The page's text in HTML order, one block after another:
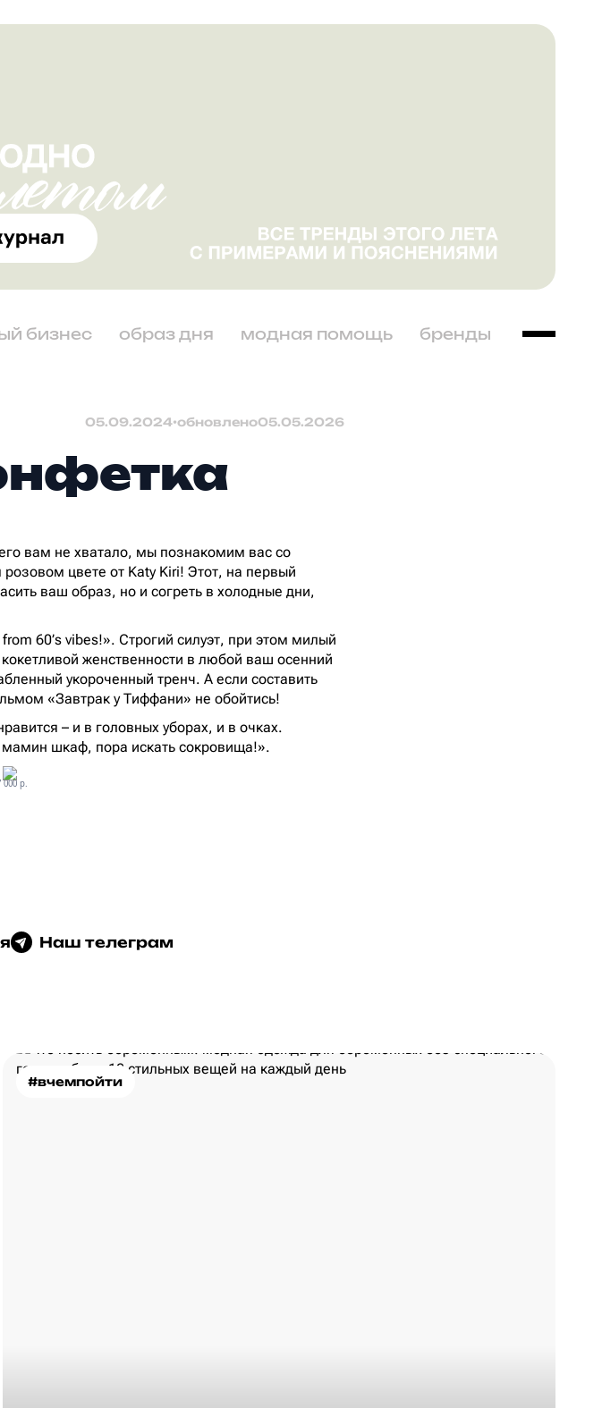
бизнес образ дня модная помощь бренды
05.09.2024•обновлено05.05.2026
вам не хватало, мы познакомим вас со
цвете от Katy Kiri! Этот, на первый
ваш образ, но и согреть в холодные дни,
60’s vibes!». Строгий силуэт, при этом милый
женственности в любой ваш осенний
укороченный тренч. А если составить
«Завтрак у Тиффани» не обойтись!
– и в головных уборах, и в очках.
шкаф, пора искать сокровища!».
000 p.
Наш телеграм
#вчемпойти